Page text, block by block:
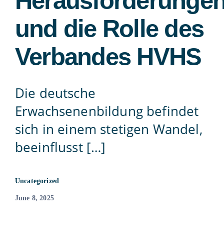
815-455-4755
und die Rolle des
Verbandes HVHS
Die deutsche
Erwachsenenbildung befindet
sich in einem stetigen Wandel,
beeinflusst […]
Uncategorized
June 8, 2025